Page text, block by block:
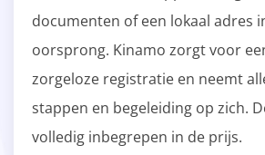
documenten of een lokaal adres
oorsprong. Kinamo zorgt voor
zorgeloze registratie en neemt
stappen en begeleiding op zich.
volledig inbegrepen in de prijs.